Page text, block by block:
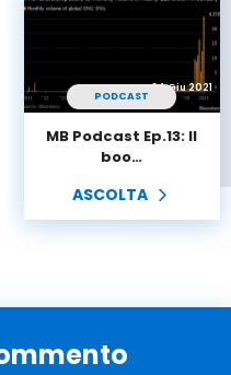
PODCAST
24 Giu 2021
MB Podcast Ep.13: Il
boo…
ASCOLTA